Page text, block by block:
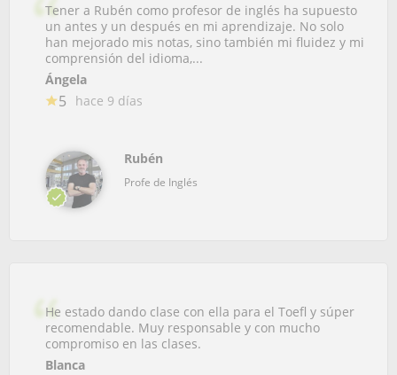
Tener a Rubén como profesor de inglés ha supuesto
un antes y un después en mi aprendizaje. No solo
han mejorado mis notas, sino también mi fluidez y mi
comprensión del idioma,...
Ángela
5 hace 9 días
Rubén
Profe de Inglés
He estado dando clase con ella para el Toefl y súper
recomendable. Muy responsable y con mucho
compromiso en las clases.
Blanca